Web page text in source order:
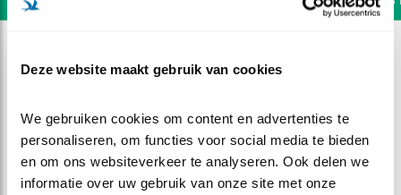
Deze website maakt gebruik van cookies
We gebruiken cookies om content en advertenties te
personaliseren, om functies voor social media te bieden
en om ons websiteverkeer te analyseren. Ook delen we
informatie over uw gebruik van onze site met onze